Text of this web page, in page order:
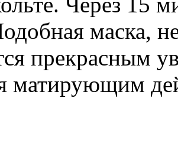
маска,
прекрасным
матирующим